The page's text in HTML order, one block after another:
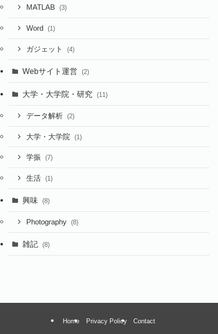
MATLAB (3)
Word (1)
ガジェット (4)
Webサイト運営 (2)
大学・大学院・研究 (11)
データ解析 (2)
大学・大学院 (1)
学振 (7)
生活 (1)
興味 (8)
Photography (8)
雑記 (8)
Home Privacy Policy Contact